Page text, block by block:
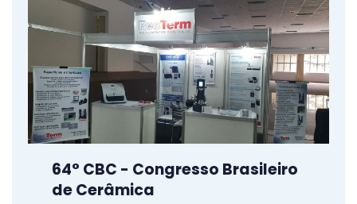
64° CBC - Congresso Brasileiro
de Cerâmica